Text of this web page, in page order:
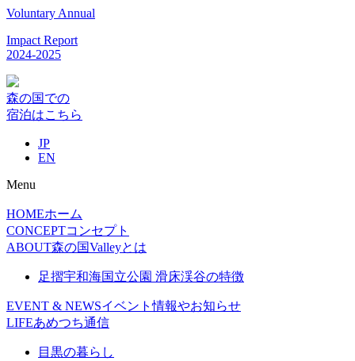
Voluntary Annual
Impact Report
2024-2025
森の国での
宿泊はこちら
JP
EN
Menu
HOMEホーム
CONCEPTコンセプト
ABOUT森の国Valleyとは
足摺宇和海国立公園 滑床渓谷の特徴
EVENT & NEWSイベント情報やお知らせ
LIFEあめつち通信
目黒の暮らし